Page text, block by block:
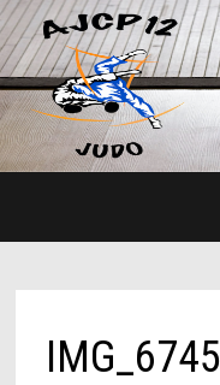
Passer
au
contenu
IMG_6745